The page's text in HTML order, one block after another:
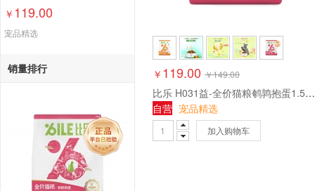
猫粮鳕鱼拼贝猫猫粮食
￥ 119.00
宠品精选
销量排行 ￥ 119.00 ￥149.00
比乐 H031益-全价猫粮鹌鹑抱蛋1.5kg/6.8KG 老年成年幼年猫粮鳕鱼拼贝猫猫粮食
自营 宠品精选
加入购物车